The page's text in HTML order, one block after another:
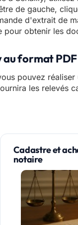
de gauche,
d'extrait de
obtenir les
format
pouvez
les relevés
Cadastre et
notaire